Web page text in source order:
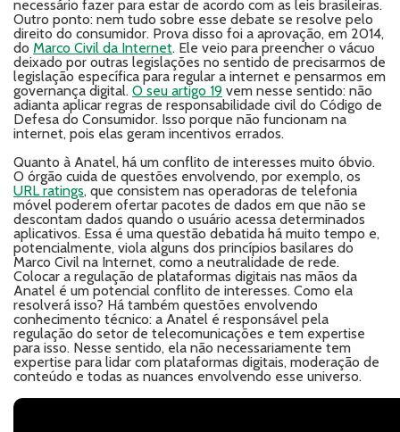
necessário fazer para estar de acordo com as leis brasileiras.
Outro ponto: nem tudo sobre esse debate se resolve pelo
direito do consumidor. Prova disso foi a aprovação, em 2014,
do Marco Civil da Internet. Ele veio para preencher o vácuo
deixado por outras legislações no sentido de precisarmos de
legislação específica para regular a internet e pensarmos em
governança digital. O seu artigo 19 vem nesse sentido: não
adianta aplicar regras de responsabilidade civil do Código de
Defesa do Consumidor. Isso porque não funcionam na
internet, pois elas geram incentivos errados.
Quanto à Anatel, há um conflito de interesses muito óbvio.
O órgão cuida de questões envolvendo, por exemplo, os
URL ratings, que consistem nas operadoras de telefonia
móvel poderem ofertar pacotes de dados em que não se
descontam dados quando o usuário acessa determinados
aplicativos. Essa é uma questão debatida há muito tempo e,
potencialmente, viola alguns dos princípios basilares do
Marco Civil na Internet, como a neutralidade de rede.
Colocar a regulação de plataformas digitais nas mãos da
Anatel é um potencial conflito de interesses. Como ela
resolverá isso? Há também questões envolvendo
conhecimento técnico: a Anatel é responsável pela
regulação do setor de telecomunicações e tem expertise
para isso. Nesse sentido, ela não necessariamente tem
expertise para lidar com plataformas digitais, moderação de
conteúdo e todas as nuances envolvendo esse universo.